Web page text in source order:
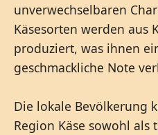
unverwechselbaren
Käsesorten werden aus
produziert, was ihnen
geschmackliche Note
Die lokale Bevölkerung
Region Käse sowohl als